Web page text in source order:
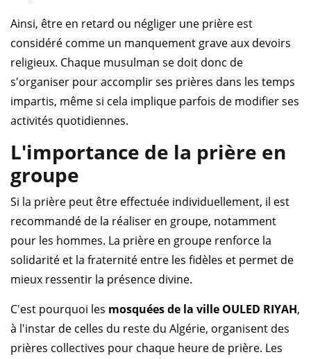
Ainsi, être en retard ou négliger une prière est
considéré comme un manquement grave aux devoirs
religieux. Chaque musulman se doit donc de
s'organiser pour accomplir ses prières dans les temps
impartis, même si cela implique parfois de modifier ses
activités quotidiennes.
L'importance de la prière en
groupe
Si la prière peut être effectuée individuellement, il est
recommandé de la réaliser en groupe, notamment
pour les hommes. La prière en groupe renforce la
solidarité et la fraternité entre les fidèles et permet de
mieux ressentir la présence divine.
C'est pourquoi les mosquées de la ville OULED RIYAH,
à l'instar de celles du reste du Algérie, organisent des
prières collectives pour chaque heure de prière. Les